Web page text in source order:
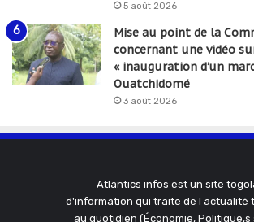
5 août 2026
Mise au point de la
concernant une vidéo
« inauguration d’un
Ouatchidomé
3 août 2026
Atlantics infos est un site
d'information qui traite de l actualité
au quotidien (Économie, Politique,s